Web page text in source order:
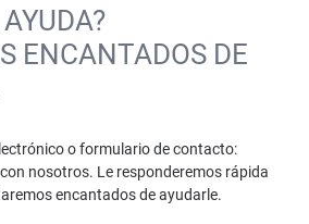
ENCANTADOS DE
o formulario de contacto:
nosotros. Le responderemos rápida
encantados de ayudarle.